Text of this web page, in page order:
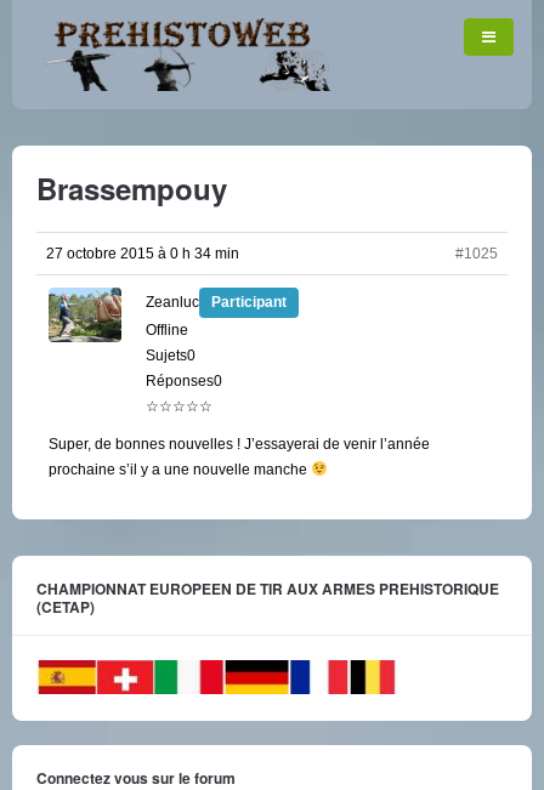
Brassempouy
27 octobre 2015 à 0 h 34 min #1025
Zeanluc
Participant
Offline
Sujets0
Réponses0
☆☆☆☆☆
Super, de bonnes nouvelles ! J’essayerai de venir l’année
prochaine s’il y a une nouvelle manche
CHAMPIONNAT EUROPEEN DE TIR AUX ARMES PREHISTORIQUE
(CETAP)
Connectez vous sur le forum